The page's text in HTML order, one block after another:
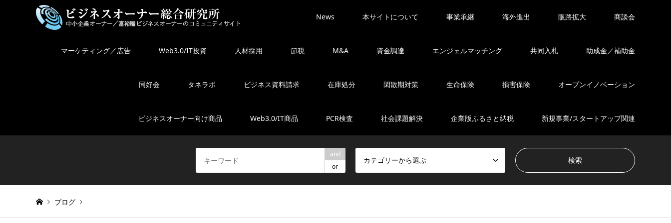
News 本サイトについて 事業承継 海外進出 販路拡大 商談会
マーケティング／広告 Web3.0/IT投資 人材採用 節税 M&A 資金調達 エンジェルマッチング 共同入札 助成金／補助金
同好会 タネラボ ビジネス資料請求 在庫処分 閑散期対策 生命保険 損害保険 オープンイノベーション
ビジネスオーナー向け商品 Web3.0/IT商品 PCR検査 社会課題解決 企業版ふるさと納税 新規事業/スタートアップ関連
and
or
カテゴリーから選ぶ
ブログ